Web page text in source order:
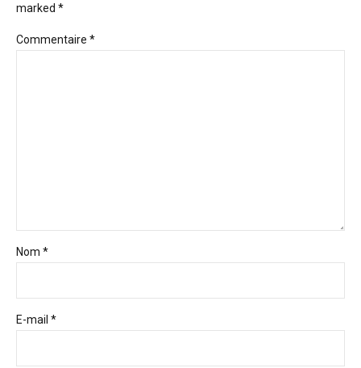
marked *
Commentaire *
Nom *
E-mail *